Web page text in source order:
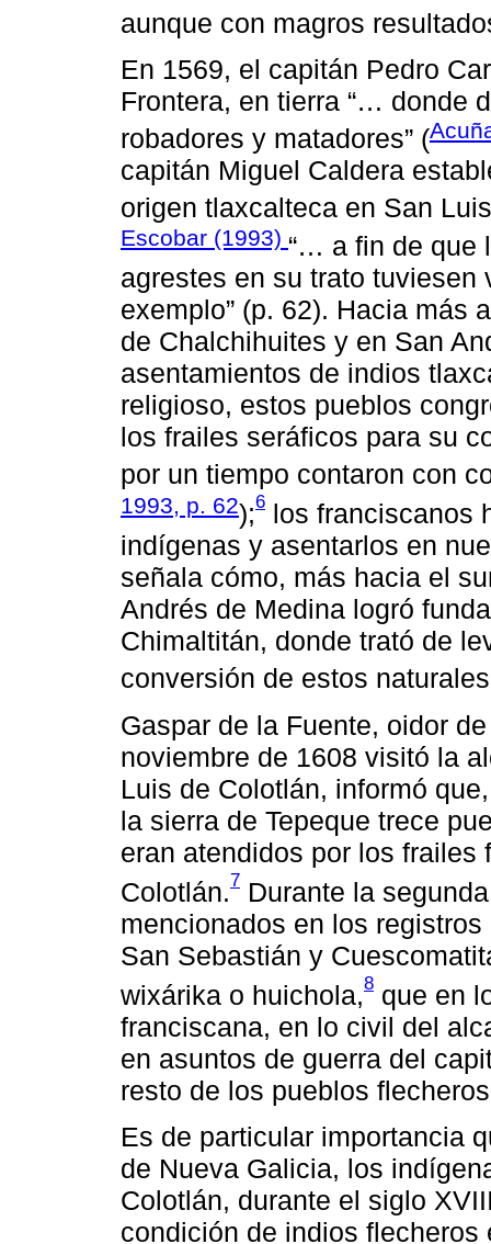
aunque con magros
En 1569, el capitán Pedro
Frontera, en tierra “… donde
robadores y matadores” (
capitán Miguel Caldera
origen tlaxcalteca en San
Escobar (1993) “… a fin de que
agrestes en su trato
exemplo” (p. 62). Hacia más
de Chalchihuites y en San
asentamientos de indios
religioso, estos pueblos
los frailes seráficos para su
por un tiempo contaron con
1993, p. 62);6 los franciscanos
indígenas y asentarlos en
señala cómo, más hacia el
Andrés de Medina logró
Chimaltitán, donde trató de
conversión de estos
Gaspar de la Fuente, oidor
noviembre de 1608 visitó la
Luis de Colotlán, informó
la sierra de Tepeque trece
eran atendidos por los
Colotlán.7 Durante la
mencionados en los
San Sebastián y
wixárika o huichola,8 que en
franciscana, en lo civil del
en asuntos de guerra del
resto de los pueblos
Es de particular importancia
de Nueva Galicia, los
Colotlán, durante el siglo
condición de indios